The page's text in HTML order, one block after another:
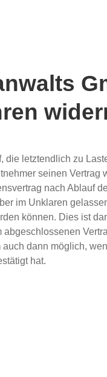
die letztendlich zu
seinen
nach Ablauf
im Unklaren
können. Dies ist
dann möglich,
hat.